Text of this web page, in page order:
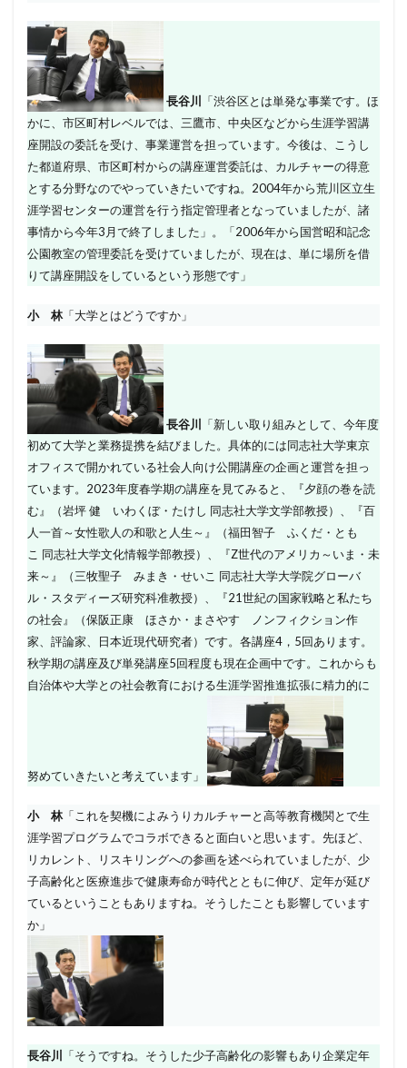
長谷川 「渋谷区とは単発な事業です。ほ
かに、市区町村レベルでは、三鷹市、中央区などから生涯学習講
座開設の委託を受け、事業運営を担っています。今後は、こうし
た都道府県、市区町村からの講座運営委託は、カルチャーの得意
とする分野なのでやっていきたいですね。2004年から荒川区立生
涯学習センターの運営を行う指定管理者となっていましたが、諸
事情から今年3月で終了しました」。「2006年から国営昭和記念
公園教室の管理委託を受けていましたが、現在は、単に場所を借
りて講座開設をしているという形態です」
小 林「大学とはどうですか」
長谷川 「新しい取り組みとして、今年度
初めて大学と業務提携を結びました。具体的には同志社大学東京
オフィスで開かれている社会人向け公開講座の企画と運営を担っ
ています。2023年度春学期の講座を見てみると、『夕顔の巻を読
む』（岩坪 健 いわくぼ・たけし 同志社大学文学部教授）、『百
人一首～女性歌人の和歌と人生～』（福田智子 ふくだ・とも
こ 同志社大学文化情報学部教授）、『Z世代のアメリカ～いま・未
来～』（三牧聖子 みまき・せいこ 同志社大学大学院グローバ
ル・スタディーズ研究科准教授）、『21世紀の国家戦略と私たち
の社会』（保阪正康 ほさか・まさやす ノンフィクション作
家、評論家、日本近現代研究者）です。各講座4，5回あります。
秋学期の講座及び単発講座5回程度も現在企画中です。これからも
自治体や大学との社会教育における生涯学習推進拡張に精力的に
努めていきたいと考えています」
小 林「これを契機によみうりカルチャーと高等教育機関とで生
涯学習プログラムでコラボできると面白いと思います。先ほど、
リカレント、リスキリングへの参画を述べられていましたが、少
子高齢化と医療進歩で健康寿命が時代とともに伸び、定年が延び
ているということもありますね。そうしたことも影響しています
か」
長谷川 「そうですね。そうした少子高齢化の影響もあり企業定年